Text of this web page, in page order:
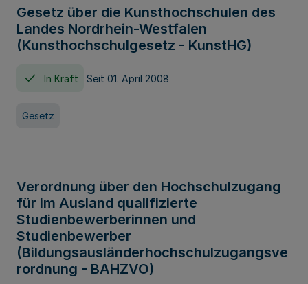
Gesetz über die Kunsthochschulen des
Landes Nordrhein-Westfalen
(Kunsthochschulgesetz - KunstHG)
In Kraft Seit 01. April 2008
Gesetz
Verordnung über den Hochschulzugang
für im Ausland qualifizierte
Studienbewerberinnen und
Studienbewerber
(Bildungsausländerhochschulzugangsve
rordnung - BAHZVO)